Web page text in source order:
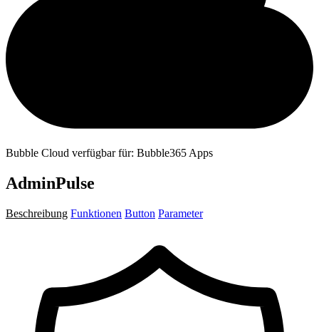
Bubble Cloud verfügbar für: Bubble365 Apps
AdminPulse
Beschreibung Funktionen Button Parameter